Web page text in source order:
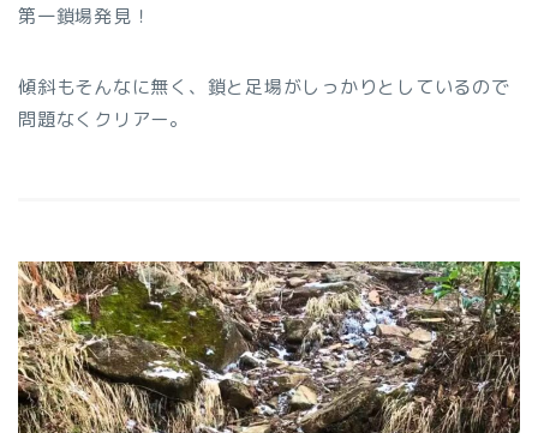
第一鎖場発見！
傾斜もそんなに無く、鎖と足場がしっかりとしているので
問題なくクリアー。